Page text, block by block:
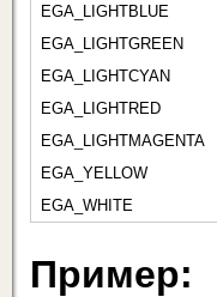
EGA_LIGHTBLUE
EGA_LIGHTGREEN
EGA_LIGHTCYAN
EGA_LIGHTRED
EGA_LIGHTMAGENTA
EGA_YELLOW
EGA_WHITE
Пример: